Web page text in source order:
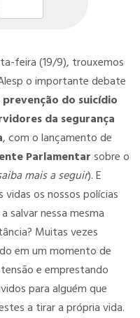
feira (19/9), trouxemos
o importante debate
prevenção do suicídio
da segurança
, com o lançamento de
Parlamentarsobre o
mais a seguir). E
vidas os nossos polícias
salvar nessa mesma
Muitas vezes
em um momento de
e emprestando
para alguém que
a tirar a própria vida.